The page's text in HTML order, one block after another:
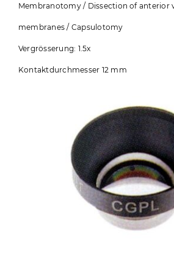
Membranotomy / Dissection of anterior
membranes / Capsulotomy
Vergrösserung: 1.5x
Kontaktdurchmesser 12 mm